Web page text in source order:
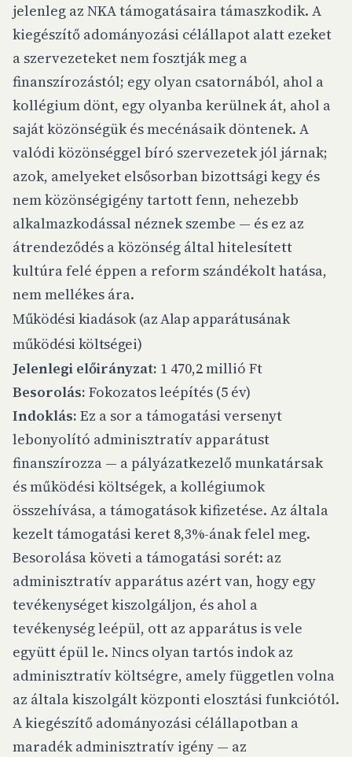
jelenleg az NKA támogatásaira támaszkodik. A
kiegészítő adományozási célállapot alatt ezeket
a szervezeteket nem fosztják meg a
finanszírozástól; egy olyan csatornából, ahol a
kollégium dönt, egy olyanba kerülnek át, ahol a
saját közönségük és mecénásaik döntenek. A
valódi közönséggel bíró szervezetek jól járnak;
azok, amelyeket elsősorban bizottsági kegy és
nem közönségigény tartott fenn, nehezebb
alkalmazkodással néznek szembe — és ez az
átrendeződés a közönség által hitelesített
kultúra felé éppen a reform szándékolt hatása,
nem mellékes ára.
Működési kiadások (az Alap apparátusának
működési költségei)
Jelenlegi előirányzat: 1 470,2 millió Ft
Besorolás: Fokozatos leépítés (5 év)
Indoklás: Ez a sor a támogatási versenyt
lebonyolító adminisztratív apparátust
finanszírozza — a pályázatkezelő munkatársak
és működési költségek, a kollégiumok
összehívása, a támogatások kifizetése. Az általa
kezelt támogatási keret 8,3%-ának felel meg.
Besorolása követi a támogatási sorét: az
adminisztratív apparátus azért van, hogy egy
tevékenységet kiszolgáljon, és ahol a
tevékenység leépül, ott az apparátus is vele
együtt épül le. Nincs olyan tartós indok az
adminisztratív költségre, amely független volna
az általa kiszolgált központi elosztási funkciótól.
A kiegészítő adományozási célállapotban a
maradék adminisztratív igény — az